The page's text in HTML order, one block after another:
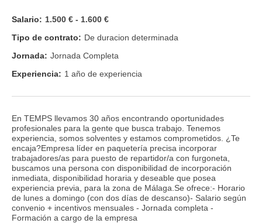
Salario: 1.500 € - 1.600 €
Tipo de contrato: De duracion determinada
Jornada: Jornada Completa
Experiencia: 1 año de experiencia
En TEMPS llevamos 30 años encontrando oportunidades
profesionales para la gente que busca trabajo. Tenemos
experiencia, somos solventes y estamos comprometidos. ¿Te
encaja?Empresa líder en paquetería precisa incorporar
trabajadores/as para puesto de repartidor/a con furgoneta,
buscamos una persona con disponibilidad de incorporación
inmediata, disponibilidad horaria y deseable que posea
experiencia previa, para la zona de Málaga.Se ofrece:- Horario
de lunes a domingo (con dos días de descanso)- Salario según
convenio + incentivos mensuales - Jornada completa -
Formación a cargo de la empresa